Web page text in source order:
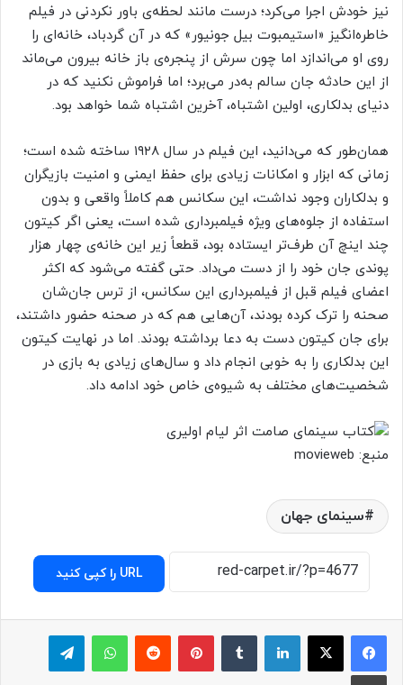
نیز خودش اجرا می‌کرد؛ درست مانند لحظه‌ی باور نکردنی در فیلم
خاطره‌انگیز «استیمبوت بیل جونیور» که در آن گردباد، خانه‌ای را
روی او می‌اندازد اما چون سرش از پنجره‌ی باز خانه بیرون می‌ماند
از این حادثه جان سالم به‌در می‌برد؛ اما فراموش نکنید که در
دنیای بدلکاری، اولین اشتباه، آخرین اشتباه شما خواهد بود.
همان‌طور که می‌دانید، این فیلم در سال ۱۹۲۸ ساخته شده است؛
زمانی که ابزار و امکانات زیادی برای حفظ ایمنی و امنیت بازیگران
و بدلکاران وجود نداشت، این سکانس هم کاملاً واقعی و بدون
استفاده از جلوه‌های ویژه فیلمبرداری شده است، یعنی اگر کیتون
چند اینچ آن طرف‌تر ایستاده بود، قطعاً زیر این خانه‌ی چهار هزار
پوندی جان خود را از دست می‌داد. حتی گفته می‌شود که اکثر
اعضای فیلم قبل از فیلمبرداری این سکانس، از ترس جان‌شان
صحنه را ترک کرده بودند، آن‌هایی هم که در صحنه حضور داشتند،
برای جان کیتون دست به دعا برداشته بودند. اما در نهایت کیتون
این بدلکاری را به خوبی انجام داد و سال‌های زیادی به بازی در
شخصیت‌های مختلف به شیوه‌ی خاص خود ادامه داد.
منبع: movieweb
سینمای جهان
URL را کپی کنید
لینکدین پینترست ‫رددیت واتس آپ
چاپ